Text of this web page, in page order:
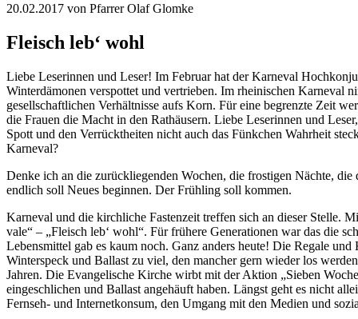
20.02.2017 von Pfarrer Olaf Glomke
Fleisch leb‘ wohl
Liebe Leserinnen und Leser! Im Februar hat der Karneval
Winterdämonen verspottet und vertrieben. Im rheinischen Karneval
gesellschaftlichen Verhältnisse aufs Korn. Für eine begrenzte Zeit
die Frauen die Macht in den Rathäusern. Liebe Leserinnen und
Spott und den Verrücktheiten nicht auch das Fünkchen Wahrheit
Karneval?
Denke ich an die zurückliegenden Wochen, die frostigen Nächte,
endlich soll Neues beginnen. Der Frühling soll kommen.
Karneval und die kirchliche Fastenzeit treffen sich an dieser Stelle.
vale“ – „Fleisch leb‘ wohl“. Für frühere Generationen war das die
Lebensmittel gab es kaum noch. Ganz anders heute! Die Regale
Winterspeck und Ballast zu viel, den mancher gern wieder los
Jahren. Die Evangelische Kirche wirbt mit der Aktion „Sieben
eingeschlichen und Ballast angehäuft haben. Längst geht es nicht
Fernseh- und Internetkonsum, den Umgang mit den Medien und